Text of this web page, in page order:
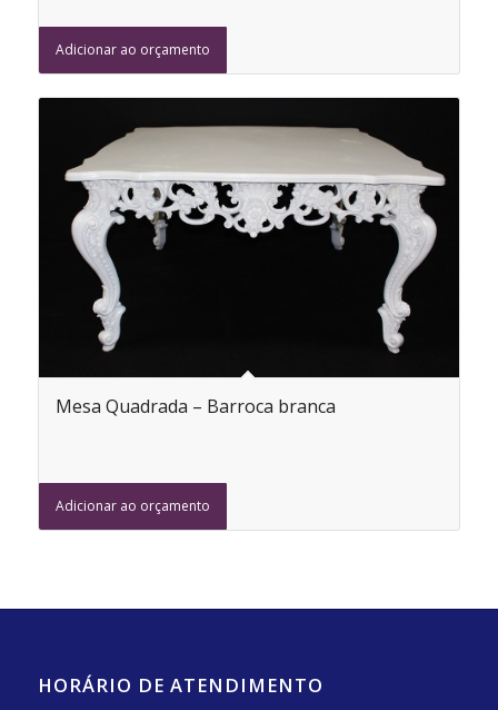
Adicionar ao orçamento
Mesa Quadrada – Barroca branca
Adicionar ao orçamento
HORÁRIO DE ATENDIMENTO